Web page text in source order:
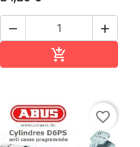
 

favorite_border